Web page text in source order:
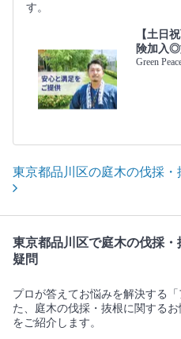
す。
【土日
険加入◎
Green
東京都品川区の庭木の伐採
東京都品川区で庭木の伐採・
疑問
プロが答えてお悩みを解決する
た、庭木の伐採・抜根に関する
をご紹介します。